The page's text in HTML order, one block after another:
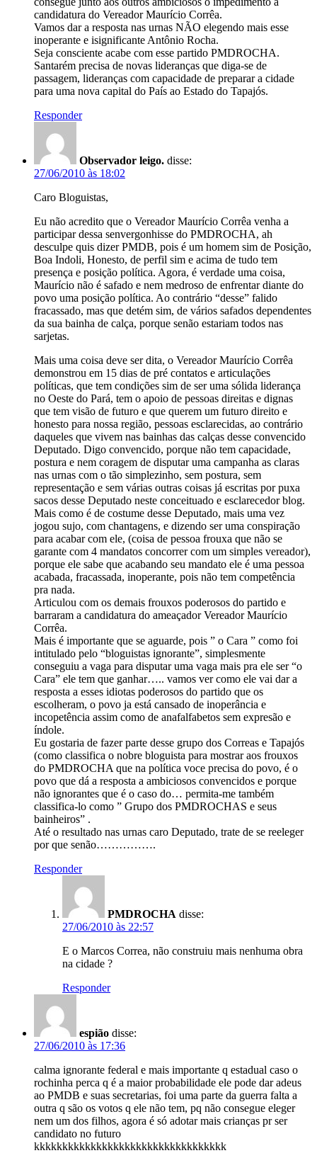
candidatura do Vereador Maurício Corrêa.
Vamos dar a resposta nas urnas NÃO elegendo mais esse
inoperante e isignificante Antônio Rocha.
Seja consciente acabe com esse partido PMDROCHA.
Santarém precisa de novas lideranças que diga-se de
passagem, lideranças com capacidade de preparar a cidade
para uma nova capital do País ao Estado do Tapajós.
Responder
Observador leigo. disse:
27/06/2010 às 18:02
Caro Bloguistas,
Eu não acredito que o Vereador Maurício Corrêa venha a
participar dessa senvergonhisse do PMDROCHA, ah
desculpe quis dizer PMDB, pois é um homem sim de Posição,
Boa Indoli, Honesto, de perfil sim e acima de tudo tem
presença e posição política. Agora, é verdade uma coisa,
Maurício não é safado e nem medroso de enfrentar diante do
povo uma posição política. Ao contrário “desse” falido
fracassado, mas que detém sim, de vários safados dependentes
da sua bainha de calça, porque senão estariam todos nas
sarjetas.
Mais uma coisa deve ser dita, o Vereador Maurício Corrêa
demonstrou em 15 dias de pré contatos e articulações
políticas, que tem condições sim de ser uma sólida liderança
no Oeste do Pará, tem o apoio de pessoas direitas e dignas
que tem visão de futuro e que querem um futuro direito e
honesto para nossa região, pessoas esclarecidas, ao contrário
daqueles que vivem nas bainhas das calças desse convencido
Deputado. Digo convencido, porque não tem capacidade,
postura e nem coragem de disputar uma campanha as claras
nas urnas com o tão simplezinho, sem postura, sem
representação e sem várias outras coisas já escritas por puxa
sacos desse Deputado neste conceituado e esclarecedor blog.
Mais como é de costume desse Deputado, mais uma vez
jogou sujo, com chantagens, e dizendo ser uma conspiração
para acabar com ele, (coisa de pessoa frouxa que não se
garante com 4 mandatos concorrer com um simples vereador),
porque ele sabe que acabando seu mandato ele é uma pessoa
acabada, fracassada, inoperante, pois não tem competência
pra nada.
Articulou com os demais frouxos poderosos do partido e
barraram a candidatura do ameaçador Vereador Maurício
Corrêa.
Mais é importante que se aguarde, pois ” o Cara ” como foi
intitulado pelo “bloguistas ignorante”, simplesmente
conseguiu a vaga para disputar uma vaga mais pra ele ser “o
Cara” ele tem que ganhar….. vamos ver como ele vai dar a
resposta a esses idiotas poderosos do partido que os
escolheram, o povo ja está cansado de inoperância e
incopetência assim como de anafalfabetos sem expresão e
índole.
Eu gostaria de fazer parte desse grupo dos Correas e Tapajós
(como classifica o nobre bloguista para mostrar aos frouxos
do PMDROCHA que na política voce precisa do povo, é o
povo que dá a resposta a ambiciosos convencidos e porque
não ignorantes que é o caso do… permita-me também
classifica-lo como ” Grupo dos PMDROCHAS e seus
bainheiros” .
Até o resultado nas urnas caro Deputado, trate de se reeleger
por que senão…………….
Responder
PMDROCHA disse:
27/06/2010 às 22:57
E o Marcos Correa, não construiu mais nenhuma obra
na cidade ?
Responder
espião disse:
27/06/2010 às 17:36
calma ignorante federal e mais importante q estadual caso o
rochinha perca q é a maior probabilidade ele pode dar adeus
ao PMDB e suas secretarias, foi uma parte da guerra falta a
outra q são os votos q ele não tem, pq não consegue eleger
nem um dos filhos, agora é só adotar mais crianças pr ser
candidato no futuro
kkkkkkkkkkkkkkkkkkkkkkkkkkkkkkkkkk